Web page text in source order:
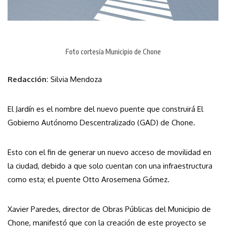
Foto cortesía Municipio de Chone
Redacción: Silvia Mendoza
El Jardín es el nombre del nuevo puente que construirá El
Gobierno Autónomo Descentralizado (GAD) de Chone.
Esto con el fin de generar un nuevo acceso de movilidad en
la ciudad, debido a que solo cuentan con una infraestructura
como esta; el puente Otto Arosemena Gómez.
Xavier Paredes, director de Obras Públicas del Municipio de
Chone, manifestó que con la creación de este proyecto se